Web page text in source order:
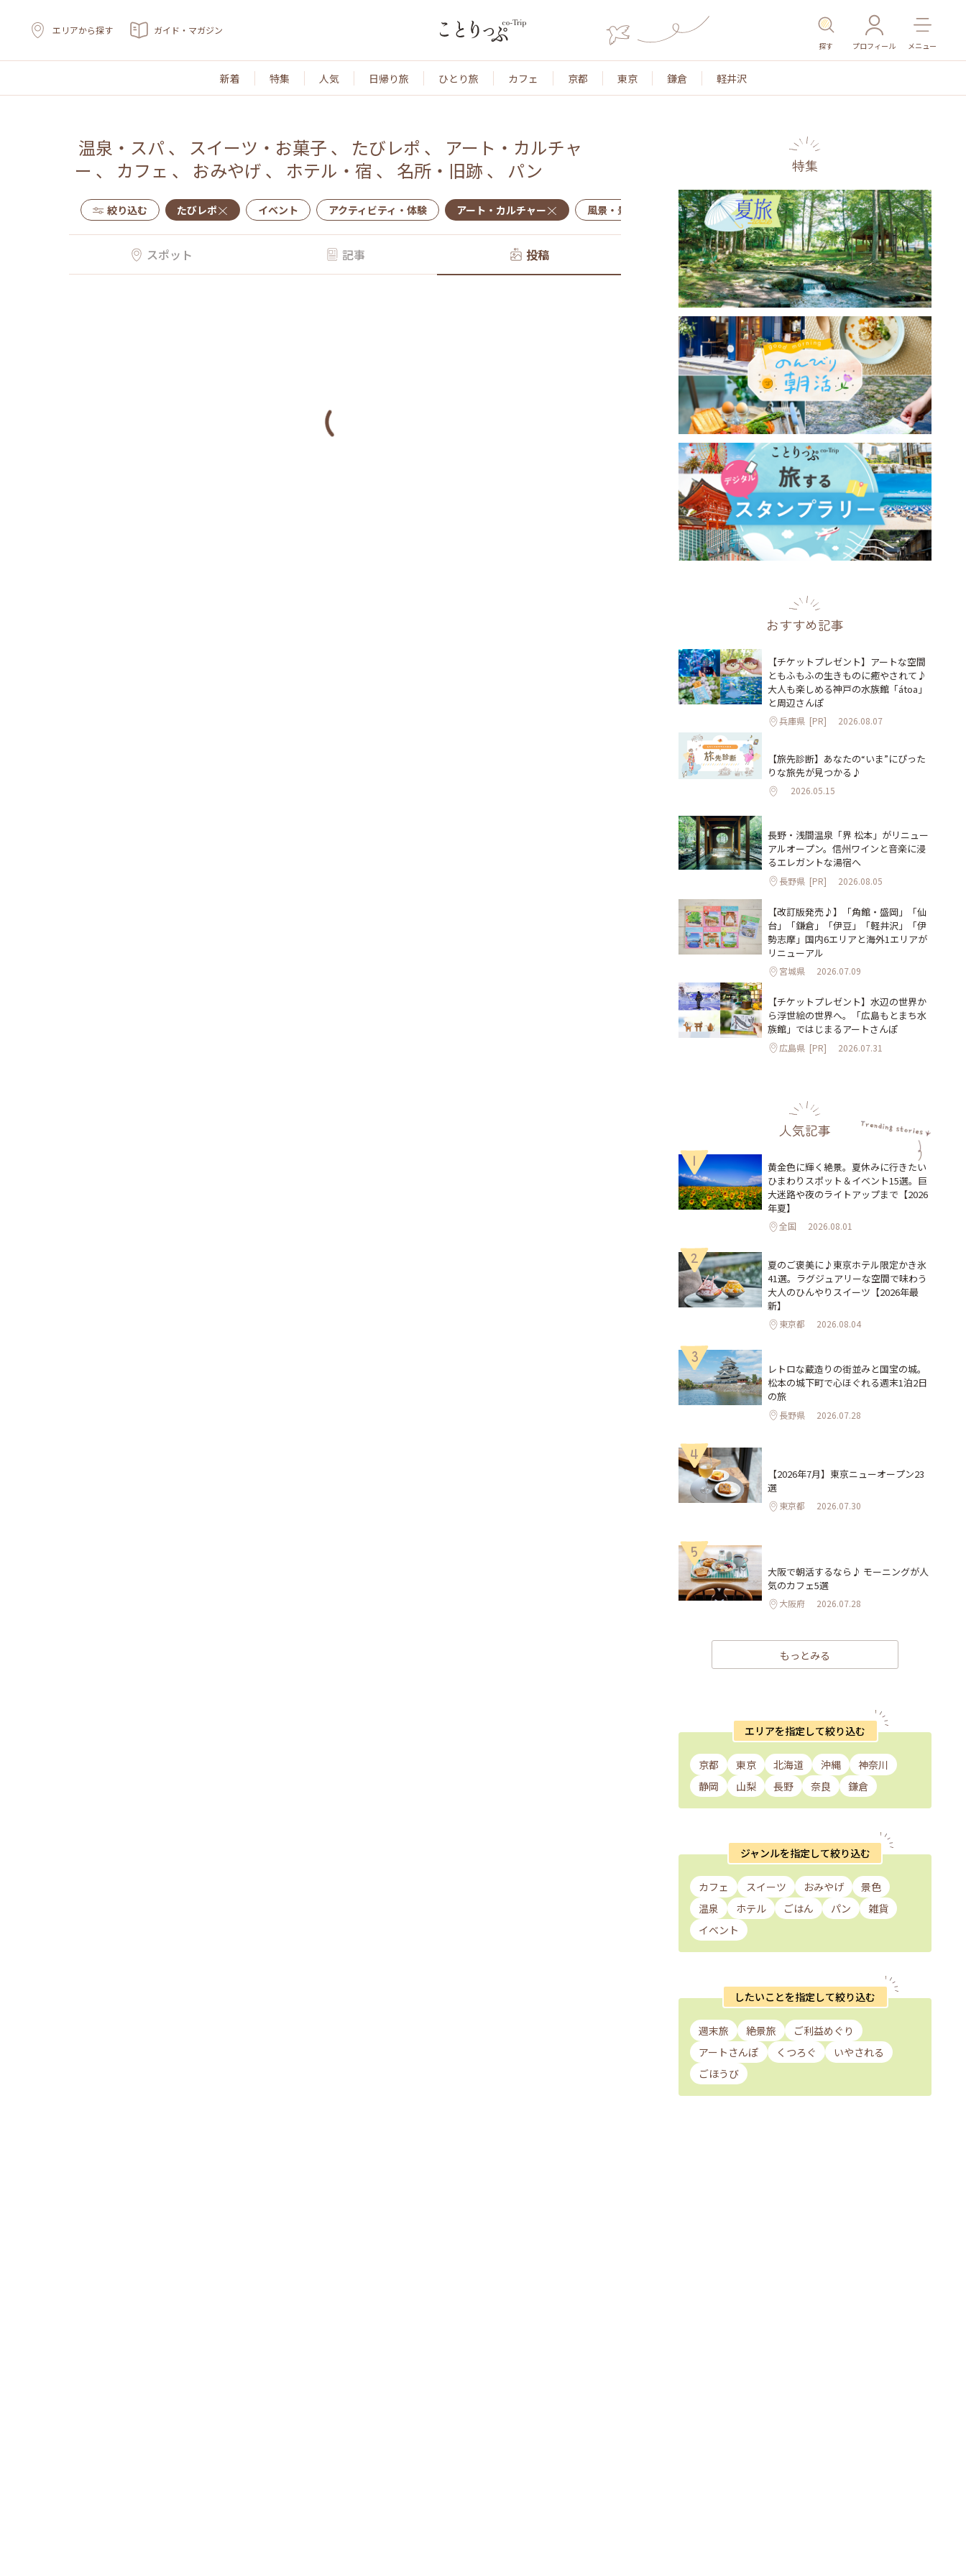
エリアから探す ガイド・マガジン
探す プロフィール メニュー
新着 特集 人気 日帰り旅 ひとり旅 カフェ 京都 東京 鎌倉 軽井沢
温泉・スパ 、 スイーツ・お菓子 、 たびレポ 、 アート・カルチャ
ー 、 カフェ 、 おみやげ 、 ホテル・宿 、 名所・旧跡 、 パン
絞り込む たびレポ イベント アクティビティ・体験 アート・カルチャー 風景・景色 名所・旧跡 温泉・スパ その他施設 ごはん
スポット 記事 投稿
特集
おすすめ記事
【チケットプレゼント】アートな空間
ともふもふの生きものに癒やされて♪
大人も楽しめる神戸の水族館「átoa」
と周辺さんぽ
兵庫県 [PR] 2026.08.07
【旅先診断】あなたの“いま”にぴった
りな旅先が見つかる♪
2026.05.15
長野・浅間温泉「界 松本」がリニュー
アルオープン。信州ワインと音楽に浸
るエレガントな湯宿へ
長野県 [PR] 2026.08.05
【改訂版発売♪】「角館・盛岡」「仙
台」「鎌倉」「伊豆」「軽井沢」「伊
勢志摩」国内6エリアと海外1エリアが
リニューアル
宮城県 2026.07.09
【チケットプレゼント】水辺の世界か
ら浮世絵の世界へ。「広島もとまち水
族館」ではじまるアートさんぽ
広島県 [PR] 2026.07.31
人気記事
1
黄金色に輝く絶景。夏休みに行きたい
ひまわりスポット＆イベント15選。巨
大迷路や夜のライトアップまで【2026
年夏】
全国 2026.08.01
2
夏のご褒美に♪東京ホテル限定かき氷
41選。ラグジュアリーな空間で味わう
大人のひんやりスイーツ【2026年最
新】
東京都 2026.08.04
3
レトロな蔵造りの街並みと国宝の城。
松本の城下町で心ほぐれる週末1泊2日
の旅
長野県 2026.07.28
4
【2026年7月】東京ニューオープン23
選
東京都 2026.07.30
5
大阪で朝活するなら♪ モーニングが人
気のカフェ5選
大阪府 2026.07.28
もっとみる
エリアを指定して絞り込む
京都 東京 北海道 沖縄
神奈川
静岡
山梨 長野 奈良 鎌倉
ジャンルを指定して絞り込む
カフェ スイーツ おみやげ
景色
温泉
ホテル ごはん パン
雑貨
イベント
したいことを指定して絞り込む
週末旅 絶景旅
ご利益めぐり
アートさんぽ
くつろぐ
いやされる
ごほうび